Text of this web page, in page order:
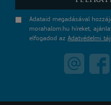
Adataid megadásával
morahalom.hu híreket,
elfogadod az Adatvédelmi